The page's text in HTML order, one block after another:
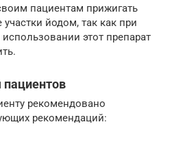
пациентам прижигать
йодом, так как при
этот препарат
рекомендовано
рекомендаций: